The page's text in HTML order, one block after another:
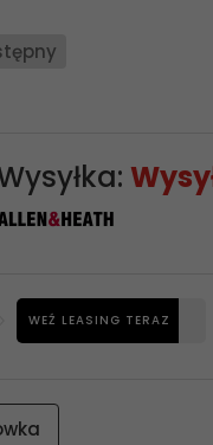
WEŹ LEASING TERAZ